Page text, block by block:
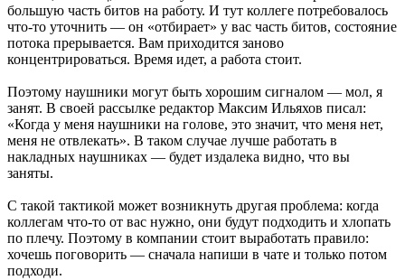
большую часть битов на работу. И тут коллеге потребовалось
что-то уточнить — он «отбирает» у вас часть битов, состояние
потока прерывается. Вам приходится заново
концентрироваться. Время идет, а работа стоит.
Поэтому наушники могут быть хорошим сигналом — мол, я
занят. В своей рассылке редактор Максим Ильяхов писал:
«Когда у меня наушники на голове, это значит, что меня нет,
меня не отвлекать». В таком случае лучше работать в
накладных наушниках — будет издалека видно, что вы
заняты.
С такой тактикой может возникнуть другая проблема: когда
коллегам что-то от вас нужно, они будут подходить и хлопать
по плечу. Поэтому в компании стоит выработать правило:
хочешь поговорить — сначала напиши в чате и только потом
подходи.